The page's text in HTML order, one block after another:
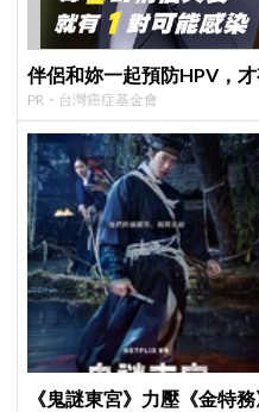
伴侶和妳一起預防HPV，才
PR・台灣癌症基金會
《鬼謎東宮》力壓《金特